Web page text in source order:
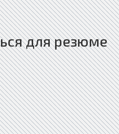
для резюме